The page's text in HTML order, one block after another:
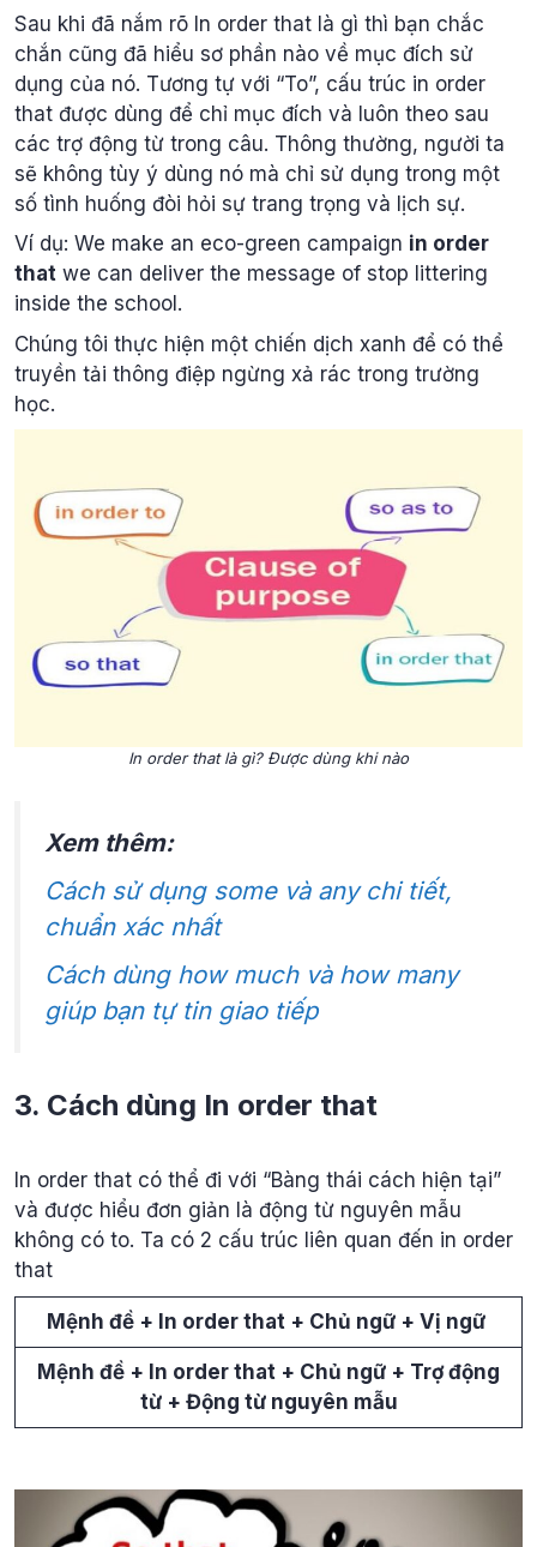
Sau khi đã nắm rõ In order that là gì thì bạn chắc
chắn cũng đã hiểu sơ phần nào về mục đích sử
dụng của nó. Tương tự với “To”, cấu trúc in order
that được dùng để chỉ mục đích và luôn theo sau
các trợ động từ trong câu. Thông thường, người ta
sẽ không tùy ý dùng nó mà chỉ sử dụng trong một
số tình huống đòi hỏi sự trang trọng và lịch sự.
Ví dụ: We make an eco-green campaign in order
that we can deliver the message of stop littering
inside the school.
Chúng tôi thực hiện một chiến dịch xanh để có thể
truyền tải thông điệp ngừng xả rác trong trường
học.
In order that là gì? Được dùng khi nào
Xem thêm:
Cách sử dụng some và any chi tiết,
chuẩn xác nhất
Cách dùng how much và how many
giúp bạn tự tin giao tiếp
3. Cách dùng In order that
In order that có thể đi với “Bàng thái cách hiện tại”
và được hiểu đơn giản là động từ nguyên mẫu
không có to. Ta có 2 cấu trúc liên quan đến in order
that
Mệnh đề + In order that + Chủ ngữ + Vị ngữ
Mệnh đề + In order that + Chủ ngữ + Trợ động
từ + Động từ nguyên mẫu